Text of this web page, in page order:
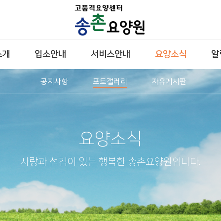
입소안내 서비스안내 요양소식
공지사항 포토갤러리 자유게시판
요양소식
사랑과 섬김이 있는 행복한 송촌요양원입니다.